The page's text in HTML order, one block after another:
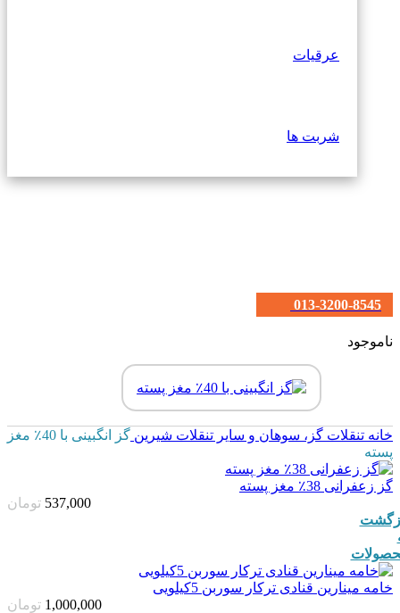
عرقیات
شربت ها
013-3200-8545
ناموجود
خانه تنقلات گز، سوهان و سایر تنقلات شیرین
گز انگبینی با 40٪ مغز
پسته
گز زعفرانی 38٪ مغز پسته
537,000 تومان
خامه مینارین قنادی ترکار سوربن 5کیلویی
1,000,000 تومان